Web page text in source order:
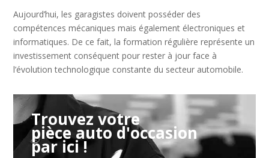
Aujourd’hui, les garagistes doivent posséder des
compétences mécaniques mais également électroniques et
informatiques. De ce fait, la formation régulière représente un
investissement conséquent pour rester à jour face à
l’évolution technologique constante du secteur automobile.
Trouvez votre
pièce auto d'occasion
par ici !